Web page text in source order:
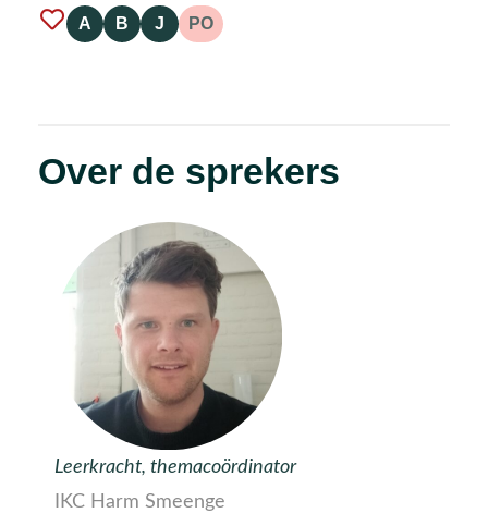
A B J PO
Over de sprekers
Leerkracht, themacoördinator
IKC Harm Smeenge